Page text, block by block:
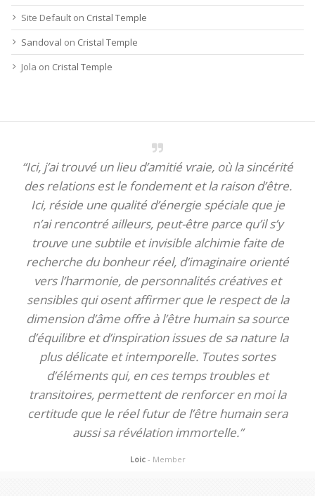
Site Default on Cristal Temple
Sandoval on Cristal Temple
Jola on Cristal Temple
“Ici, j’ai trouvé un lieu d’amitié vraie, où la sincérité
des relations est le fondement et la raison d’être.
Ici, réside une qualité d’énergie spéciale que je
n’ai rencontré ailleurs, peut-être parce qu’il s’y
trouve une subtile et invisible alchimie faite de
recherche du bonheur réel, d’imaginaire orienté
vers l’harmonie, de personnalités créatives et
sensibles qui osent affirmer que le respect de la
dimension d’âme offre à l’être humain sa source
d’équilibre et d’inspiration issues de sa nature la
plus délicate et intemporelle. Toutes sortes
d’éléments qui, en ces temps troubles et
transitoires, permettent de renforcer en moi la
certitude que le réel futur de l’être humain sera
aussi sa révélation immortelle.”
Loic - Member